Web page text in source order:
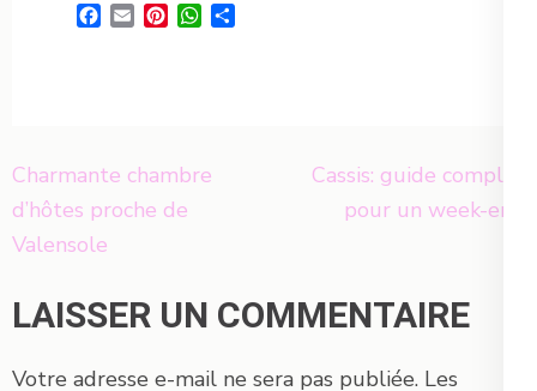
Facebook
Email PinterestWhatsApp
Navigation
de
l’article
Charmante chambre
d’hôtes proche de
Valensole
Cassis: guide complet
pour un week-end
LAISSER UN COMMENTAIRE
Votre adresse e-mail ne sera pas publiée. Les